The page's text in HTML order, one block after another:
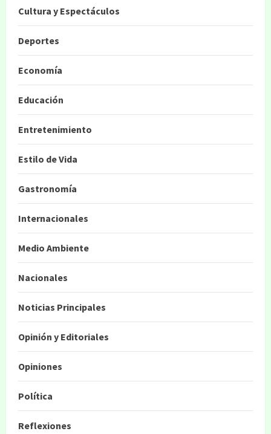
Cultura y Espectáculos
Deportes
Economía
Educación
Entretenimiento
Estilo de Vida
Gastronomía
Internacionales
Medio Ambiente
Nacionales
Noticias Principales
Opinión y Editoriales
Opiniones
Política
Reflexiones